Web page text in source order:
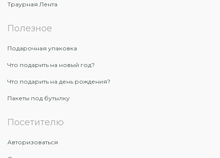
Траурная Лента
Полезное
Подарочная упаковка
Что подарить на новый год?
Что подарить на день рождения?
Пакеты под бутылку
Посетителю
Авторизоваться